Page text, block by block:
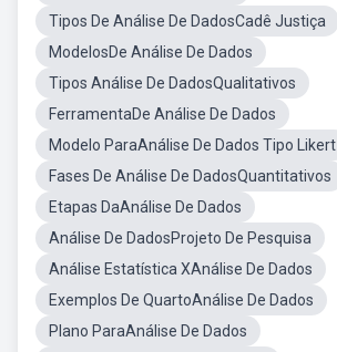
Tipos De Análise De DadosCadê Justiça
ModelosDe Análise De Dados
Tipos Análise De DadosQualitativos
FerramentaDe Análise De Dados
Modelo ParaAnálise De Dados Tipo Likert
Fases De Análise De DadosQuantitativos
Etapas DaAnálise De Dados
Análise De DadosProjeto De Pesquisa
Análise Estatística XAnálise De Dados
Exemplos De QuartoAnálise De Dados
Plano ParaAnálise De Dados